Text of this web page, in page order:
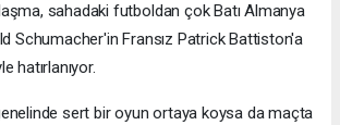
sahadaki futboldan çok Batı Almanya
Schumacher'in Fransız Patrick Battiston'a
hatırlanıyor.
sert bir oyun ortaya koysa da maçta